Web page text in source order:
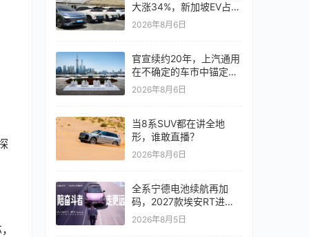
大涨34%，新加坡EV占比
超6成
2026年8月6日
官宣续约20年，上汽通用
在不确定的车市中锚定确
定未来
2026年8月6日
当8系SUV都在讲全地
形，谁敢直播？
2026年8月6日
全系宁德电池续航再加
码，2027款埃安RT进入
10万区间
2026年8月5日